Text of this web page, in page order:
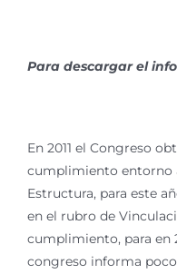
Para descargar el
En 2011 el Congreso
cumplimiento entorno
Estructura, para este
en el rubro de
cumplimiento, para en
congreso informa